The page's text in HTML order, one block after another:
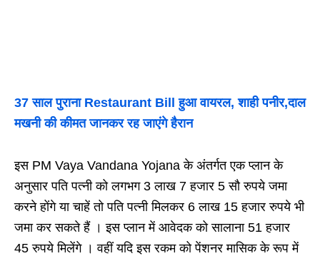
37 साल पुराना Restaurant Bill हुआ वायरल, शाही पनीर,दाल
मखनी की कीमत जानकर रह जाएंगे हैरान
इस PM Vaya Vandana Yojana के अंतर्गत एक प्लान के
अनुसार पति पत्नी को लगभग 3 लाख 7 हजार 5 सौ रुपये जमा
करने होंगे या चाहें तो पति पत्नी मिलकर 6 लाख 15 हजार रुपये भी
जमा कर सकते हैं । इस प्लान में आवेदक को सालाना 51 हजार
45 रुपये मिलेंगे । वहीं यदि इस रकम को पेंशनर मासिक के रूप में